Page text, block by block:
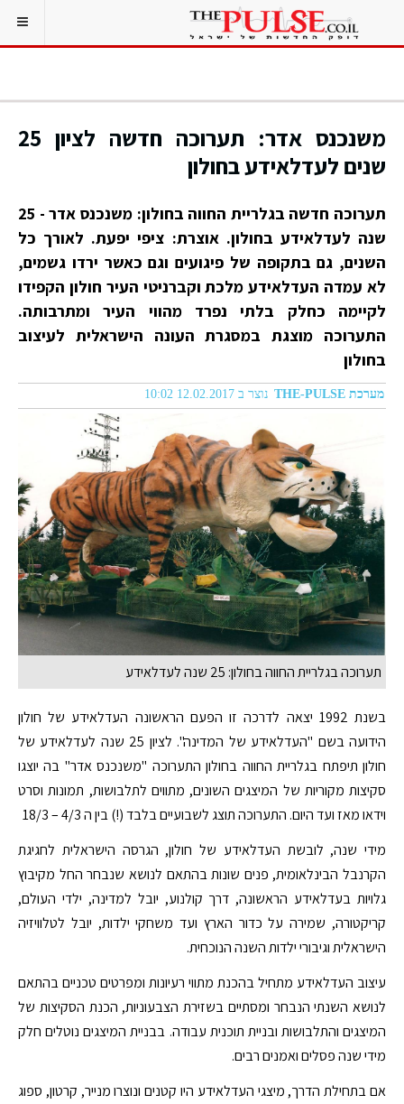
משנכנס אדר: תערוכה חדשה לציון 25
שנים לעדלאידע בחולון
תערוכה חדשה בגלריית החווה בחולון: משנכנס אדר - 25
שנה לעדלאידע בחולון. אוצרת: ציפי יפעת. לאורך כל
השנים, גם בתקופה של פיגועים וגם כאשר ירדו גשמים,
לא עמדה העדלאידע מלכת וקברניטי העיר חולון הקפידו
לקיימה כחלק בלתי נפרד מהווי העיר ומתרבותה.
התערוכה מוצגת במסגרת העונה הישראלית לעיצוב
בחולון
מערכת THE-PULSE נוצר ב 12.02.2017 10:02
תערוכה בגלריית החווה בחולון: 25 שנה לעדלאידע
בשנת 1992 יצאה לדרכה זו הפעם הראשונה העדלאידע של חולון
הידועה בשם "העדלאידע של המדינה". לציון 25 שנה לעדלאידע של
חולון תיפתח בגלריית החווה בחולון התערוכה "משנכנס אדר" בה יוצגו
סקיצות מקוריות של המיצגים השונים, מתווים לתלבושות, תמונות וסרט
וידאו מאז ועד היום. התערוכה תוצג לשבועיים בלבד (!) בין ה 4/3 – 18/3
מידי שנה, לובשת העדלאידע של חולון, הגרסה הישראלית לחגיגת
הקרנבל הבינלאומית, פנים שונות בהתאם לנושא שנבחר החל מקיבוץ
גלויות בעדלאידע הראשונה, דרך קולנוע, יובל למדינה, ילדי העולם,
קריקטורה, שמירה על כדור הארץ ועד משחקי ילדות, יובל לטלוויזיה
הישראלית וגיבורי ילדות השנה הנוכחית.
עיצוב העדלאידע מתחיל בהכנת מתווי רעיונות ומפרטים טכניים בהתאם
לנושא השנתי הנבחר ומסתיים בשזירת הצבעוניות, הכנת הסקיצות של
המיצגים והתלבושות ובניית תוכנית עבודה. בבניית המיצגים נוטלים חלק
מידי שנה פסלים ואמנים רבים.
אם בתחילת הדרך, מיצגי העדלאידע היו קטנים ונוצרו מנייר, קרטון, ספוג